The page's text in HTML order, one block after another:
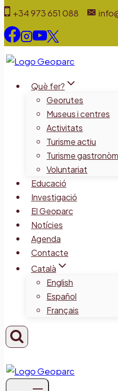
al
contingut
+34 973 651 088
Què fer?
Georutes
Museus i centres
Activitats
Turisme actiu
Turisme
Voluntariat
Educació
Investigació
El Geoparc
Notícies
Agenda
Contacte
Català
English
Español
Français